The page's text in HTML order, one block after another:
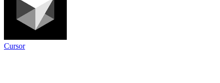
Cursor